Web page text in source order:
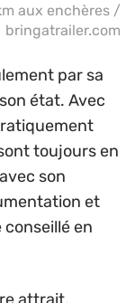
aux enchères /
bringatrailer.com
par sa
état. Avec
toujours en
son
et
en